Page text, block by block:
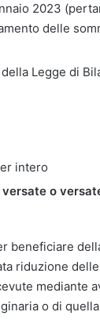
2023
delle
Legge di
intero
o
beneficiare
riduzione delle
mediante
o di quella